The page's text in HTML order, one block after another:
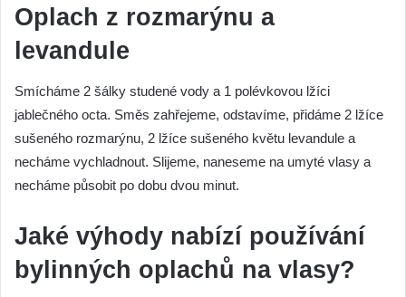
Oplach z rozmarýnu a
levandule
Smícháme 2 šálky studené vody a 1 polévkovou lžíci
jablečného octa. Směs zahřejeme, odstavíme, přidáme 2 lžíce
sušeného rozmarýnu, 2 lžíce sušeného květu levandule a
necháme vychladnout. Slijeme, naneseme na umyté vlasy a
necháme působit po dobu dvou minut.
Jaké výhody nabízí používání
bylinných oplachů na vlasy?